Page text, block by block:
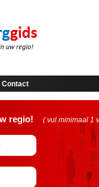
Contact
regio! ( vul minimaal 1